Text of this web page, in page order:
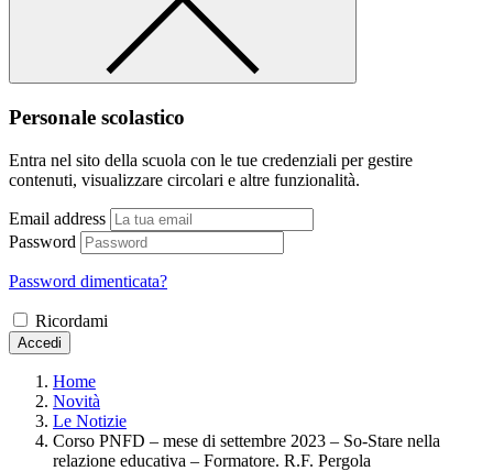
Personale scolastico
Entra nel sito della scuola con le tue credenziali per gestire
contenuti, visualizzare circolari e altre funzionalità.
Email address
Password
Password dimenticata?
Ricordami
Accedi
Home
Novità
Le Notizie
Corso PNFD – mese di settembre 2023 – So-Stare nella
relazione educativa – Formatore. R.F. Pergola